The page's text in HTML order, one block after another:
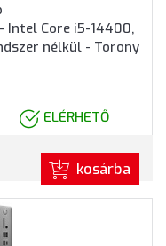
Intel Core i5-14400,
nélkül - Torony
ELÉRHETŐ
kosárba